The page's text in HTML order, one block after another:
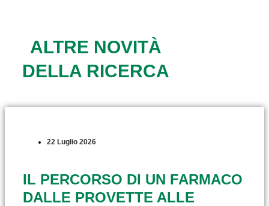
ALTRE NOVITÀ
DELLA RICERCA
22 Luglio 2026
IL PERCORSO DI UN FARMACO
DALLE PROVETTE ALLE